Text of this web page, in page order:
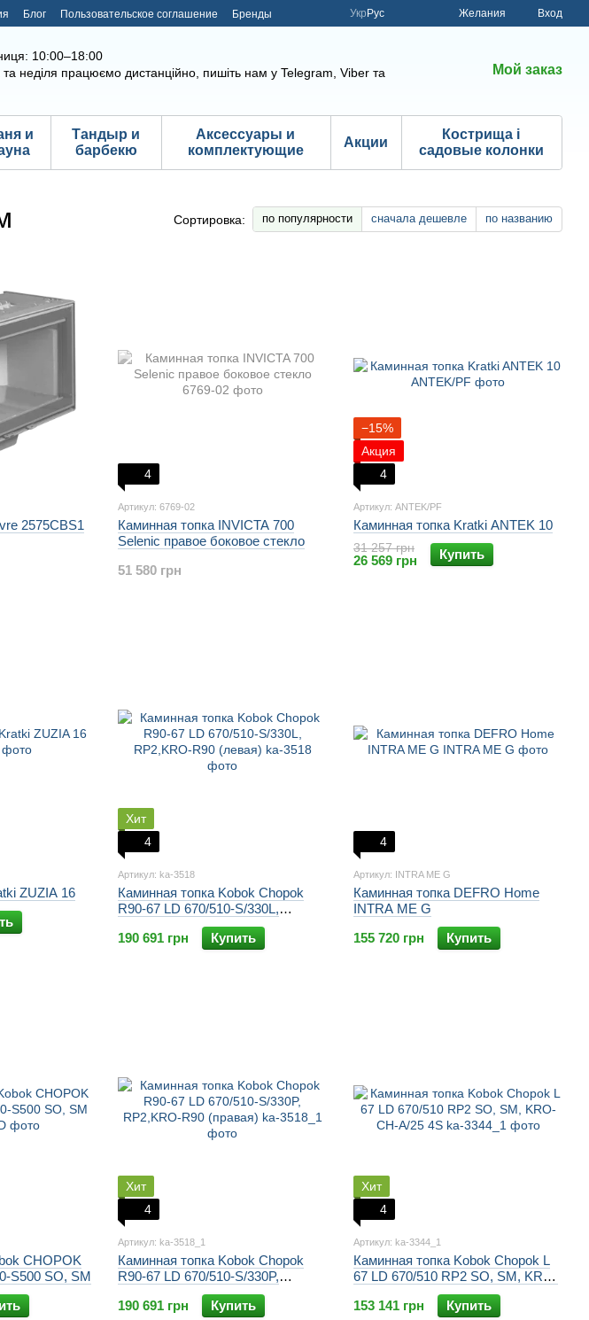
Блог Пользовательское соглашение Бренды Укр Рус Желания Вход
10:00–18:00
та неділя працюємо дистанційно, пишіть нам у Telegram, Viber та
Мой заказ
и
Тандыр и
барбекю
Аксессуары и
комплектующие
Акции
Кострища і
садовые колонки
Сортировка: по популярности сначала дешевле по названию
2575CBS1
4
Артикул: 6769-02
Каминная топка INVICTA 700
Selenic правое боковое стекло
51 580 грн
−15%
Акция
4
Артикул: ANTEK/PF
Каминная топка Kratki ANTEK 10
31 257 грн
26 569 грн Купить
ZUZIA 16
Хит
4
Артикул: ka-3518
Каминная топка Kobok Chopok
R90-67 LD 670/510-S/330L,
RP2,KRO-R90 (левая)
190 691 грн
Купить
4
Артикул: INTRA ME G
Каминная топка DEFRO Home
INTRA ME G
155 720 грн
Купить
CHOPOK
S500 SO, SM
Хит
4
Артикул: ka-3518_1
Каминная топка Kobok Chopok
R90-67 LD 670/510-S/330P,
RP2,KRO-R90 (правая)
190 691 грн
Купить
Хит
4
Артикул: ka-3344_1
Каминная топка Kobok Chopok L
67 LD 670/510 RP2 SO, SM, KRO-
153 141 грн
Купить